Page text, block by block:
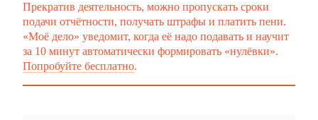
Прекратив деятельность, можно пропускать сроки
подачи отчётности, получать штрафы и платить пени.
«Моё дело» уведомит, когда её надо подавать и научит
за 10 минут автоматически формировать «нулёвки».
Попробуйте бесплатно.